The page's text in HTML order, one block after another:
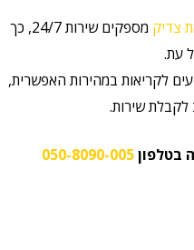
צדיק
מספקים שירות 24/7, כך
עת.
לקריאות במהירות האפשרית,
לקבלת שירות.
בטלפון050-8090-005